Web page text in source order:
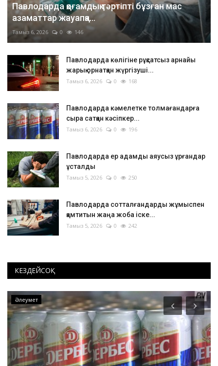
Павлодарда қоғамдық тәртіпті бұзған мас
азаматтар жауапқа...
Тамыз 6, 2026 0 146
Павлодарда көлігіне рұқсатсыз арнайы
жарық орнатқан жүргізуші...
Тамыз 6, 2026 0 168
Павлодарда кәмелетке толмағандарға
сыра сатқан кәсіпкер...
Тамыз 6, 2026 0 196
Павлодарда ер адамды аяусыз ұрғандар
ұсталды
Тамыз 5, 2026 0 250
Павлодарда сотталғандарды жұмыспен
қамтитын жаңа жоба іске...
Тамыз 5, 2026 0 242
КЕЗДЕЙСОҚ
Инфрақұрылым